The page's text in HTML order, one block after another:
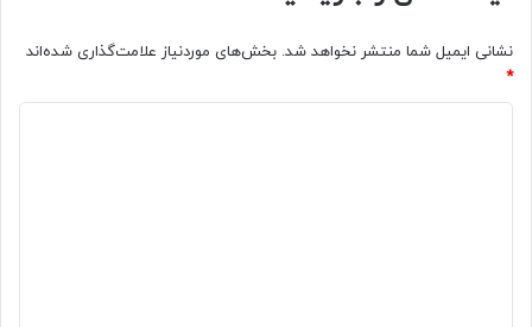
نشانی ایمیل شما منتشر نخواهد شد. بخش‌های موردنیاز علامت‌گذاری شده‌اند
*